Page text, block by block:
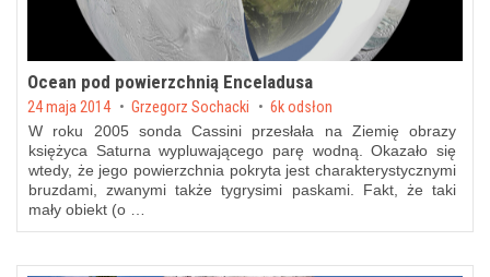
Ocean pod powierzchnią Enceladusa
Posted on
24 maja 2014 byGrzegorz Sochacki 6k odsłon
W roku 2005 sonda Cassini przesłała na Ziemię obrazy
księżyca Saturna wypluwającego parę wodną. Okazało się
wtedy, że jego powierzchnia pokryta jest charakterystycznymi
bruzdami, zwanymi także tygrysimi paskami. Fakt, że taki
mały obiekt (o …